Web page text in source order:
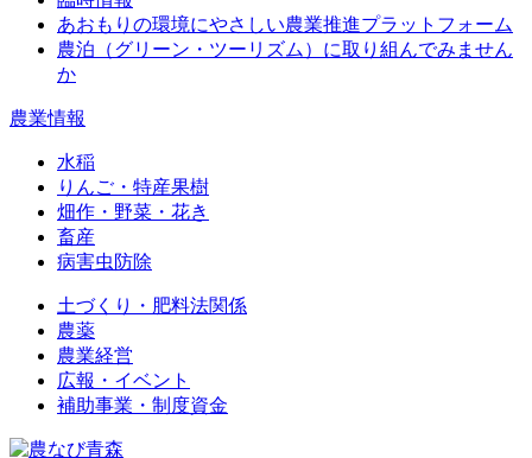
あおもりの環境にやさしい農業推進プラットフォーム
農泊（グリーン・ツーリズム）に取り組んでみません
か
農業情報
水稲
りんご・特産果樹
畑作・野菜・花き
畜産
病害虫防除
土づくり・肥料法関係
農薬
農業経営
広報・イベント
補助事業・制度資金